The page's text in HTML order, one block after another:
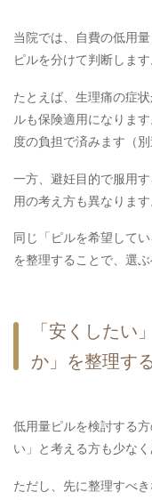
当院では、自費の低用
ピルを分けて判断します
たとえば、生理痛の症
ルも保険適用になりま
度の負担で済みます（
一方、避妊目的で服用
用の考え方も異なります
同じ「ピルを希望して
を整理することで、選
「安くしたい
か」を整理す
低用量ピルを検討する
い」と考える方も少なく
ただし、先に整理すべ